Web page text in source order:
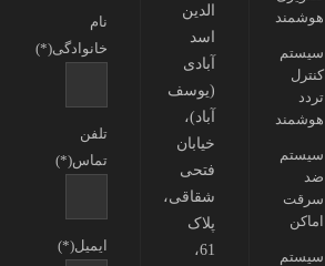
نام
خانوادگی(*)
تلفن
تماس(*)
ایمیل(*)
الدین
اسد
آبادی
(یوسف
آباد)،
خیابان
فتحی
شقاقی،
پلاک
61،
هوشمند
سیستم
کنترل
تردد
هوشمند
سیستم
ضد
سرقت
اماکن
سیستم